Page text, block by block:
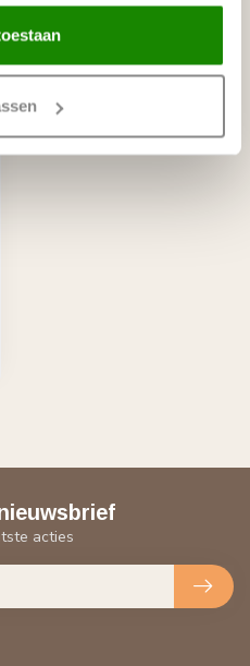
acties